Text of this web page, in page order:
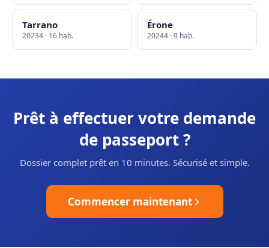
Tarrano
20234 · 16 hab.
Érone
20244 · 9 hab.
Prêt à effectuer votre demande
de passeport ?
Dossier complet prêt en 10 minutes. Sécurisé et simple.
Commencer maintenant